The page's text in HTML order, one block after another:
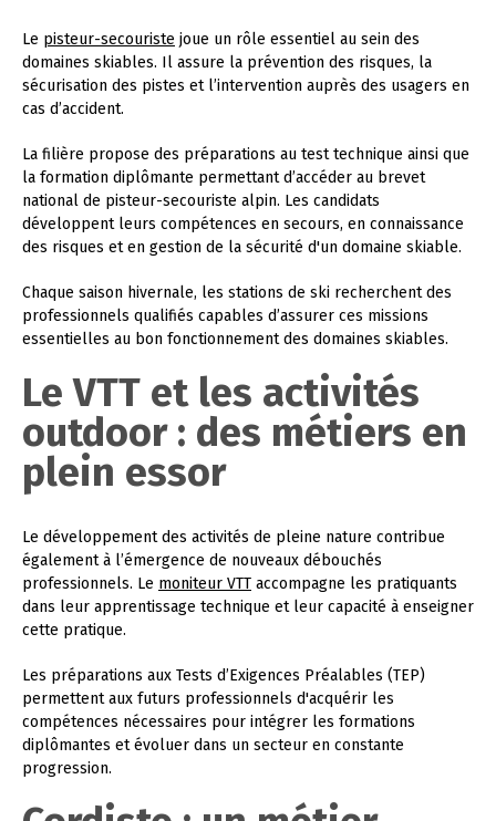
Le pisteur-secouriste joue un rôle essentiel au sein des
domaines skiables. Il assure la prévention des risques, la
sécurisation des pistes et l’intervention auprès des usagers en
cas d’accident.
La filière propose des préparations au test technique ainsi que
la formation diplômante permettant d’accéder au brevet
national de pisteur-secouriste alpin. Les candidats
développent leurs compétences en secours, en connaissance
des risques et en gestion de la sécurité d'un domaine skiable.
Chaque saison hivernale, les stations de ski recherchent des
professionnels qualifiés capables d’assurer ces missions
essentielles au bon fonctionnement des domaines skiables.
Le VTT et les activités
outdoor : des métiers en
plein essor
Le développement des activités de pleine nature contribue
également à l’émergence de nouveaux débouchés
professionnels. Le moniteur VTT accompagne les pratiquants
dans leur apprentissage technique et leur capacité à enseigner
cette pratique.
Les préparations aux Tests d’Exigences Préalables (TEP)
permettent aux futurs professionnels d'acquérir les
compétences nécessaires pour intégrer les formations
diplômantes et évoluer dans un secteur en constante
progression.